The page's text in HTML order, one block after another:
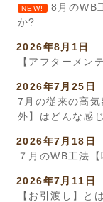
NEW!
8月のWB
か?
2026年8月1日
【アフターメン
2026年7月25日
7月の従来の高
外】はどんな感
2026年7月18日
７月のWB工法
2026年7月11日
【お引渡し】と